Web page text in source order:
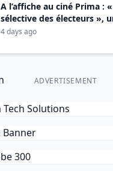
A l’affiche au ciné Prima :
sélective des électeurs »,
monté et produit par Alix
4 days ago
ADVERTISEMENT